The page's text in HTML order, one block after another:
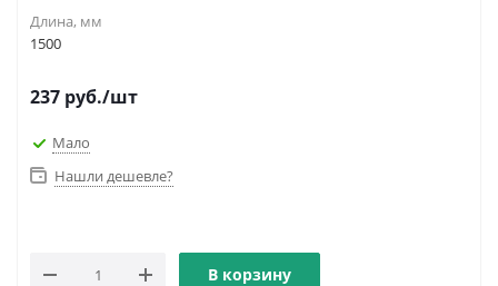
Длина, мм
1500
237 руб./шт
Мало
Нашли дешевле?
В корзину